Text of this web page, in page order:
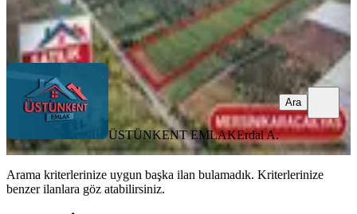
ÜSTÜNKENT EMLAK Erdal A.
ÜSTÜNKENT EMLAKErdal A.
Ara
Arama kriterlerinize uygun başka ilan bulamadık. Kriterlerinize
benzer ilanlara göz atabilirsiniz.